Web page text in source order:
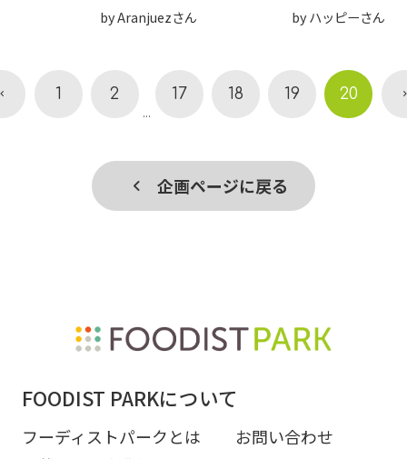
by Aranjuezさん by ハッピーさん
1 2
...
17 18 19 20
企画ページに戻る
FOODIST PARKについて
フーディストパークとは
お問い合わせ